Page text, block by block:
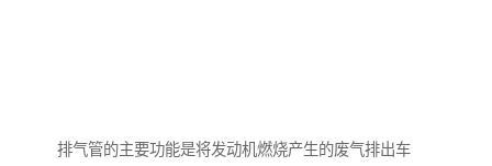
排气管的主要功能是将发动机燃烧产生的废气排出车